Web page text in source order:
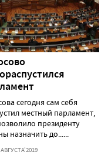
сегодня сам себя
местный парламент,
президенту
назначить до......
АВГУСТА'2019